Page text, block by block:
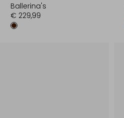
Ballerina's
€ 229,99